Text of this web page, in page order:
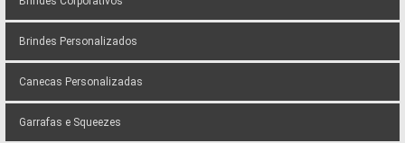
Brindes Personalizados
Canecas Personalizadas
Garrafas e Squeezes